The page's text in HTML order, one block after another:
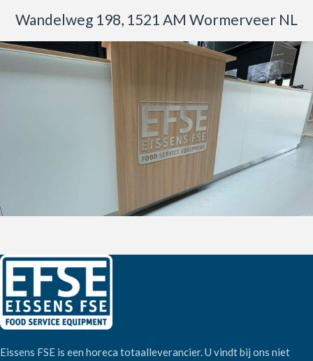
Wandelweg 198, 1521 AM Wormerveer NL
Eissens FSE is een horeca totaalleverancier. U vindt bij ons niet